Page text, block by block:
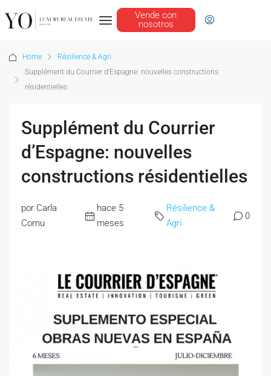
Vende con
nosotros
Home
Résilience & Agri
Supplément du Courrier d’Espagne: nouvelles constructions
résidentielles
Supplément du Courrier
d’Espagne: nouvelles
constructions résidentielles
por Carla
Cornu
hace 5
meses
Résilience &
Agri
0